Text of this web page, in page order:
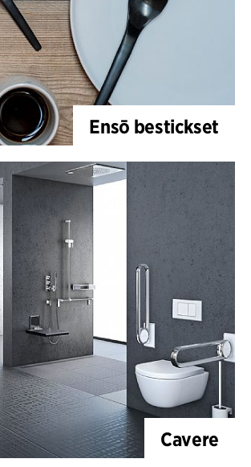
Ensō bestickset
Cavere